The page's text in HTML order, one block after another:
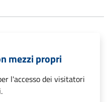
mezzi propri
l'accesso dei visitatori